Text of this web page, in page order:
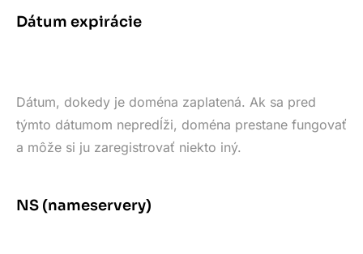
Dátum expirácie
Dátum, dokedy je doména zaplatená. Ak sa pred
týmto dátumom nepredĺži, doména prestane fungovať
a môže si ju zaregistrovať niekto iný.
NS (nameservery)